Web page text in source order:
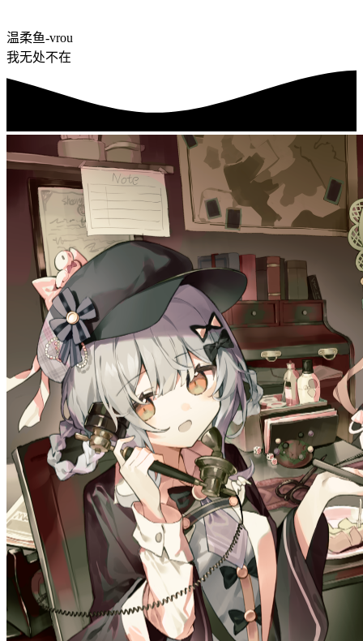
温柔鱼-vrou
我无处不在